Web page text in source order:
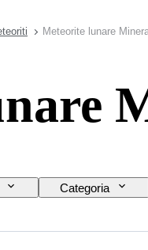
Meteorite lunare
Categoria